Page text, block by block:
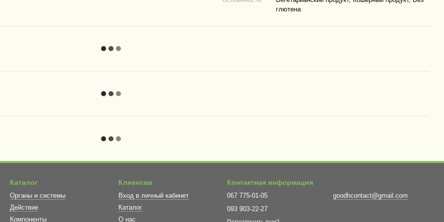
глютена
Каталог
Органы и системы
Действие
Компоненты
Клиентам
Вход в личный кабинет
Каталог
О нас
Контактная информация
067 775-01-05
093 903-22-27
goodhcontact@gmail.com